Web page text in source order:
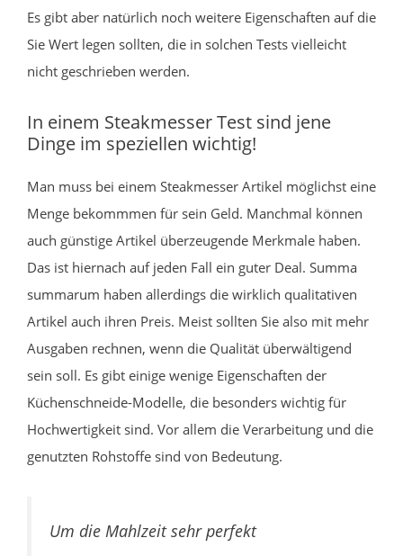
Es gibt aber natürlich noch weitere Eigenschaften auf die
Sie Wert legen sollten, die in solchen Tests vielleicht
nicht geschrieben werden.
In einem Steakmesser Test sind jene
Dinge im speziellen wichtig!
Man muss bei einem Steakmesser Artikel möglichst eine
Menge bekommmen für sein Geld. Manchmal können
auch günstige Artikel überzeugende Merkmale haben.
Das ist hiernach auf jeden Fall ein guter Deal. Summa
summarum haben allerdings die wirklich qualitativen
Artikel auch ihren Preis. Meist sollten Sie also mit mehr
Ausgaben rechnen, wenn die Qualität überwältigend
sein soll. Es gibt einige wenige Eigenschaften der
Küchenschneide-Modelle, die besonders wichtig für
Hochwertigkeit sind. Vor allem die Verarbeitung und die
genutzten Rohstoffe sind von Bedeutung.
Um die Mahlzeit sehr perfekt